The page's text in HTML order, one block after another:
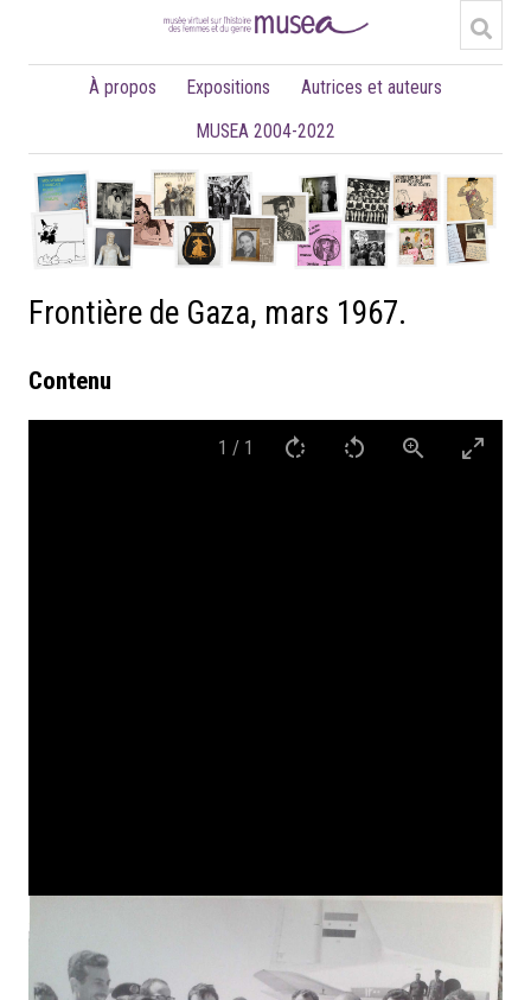
À propos Expositions
Autrices et auteurs
MUSEA 2004-2022
Frontière de Gaza, mars 1967.
Contenu
1 / 1